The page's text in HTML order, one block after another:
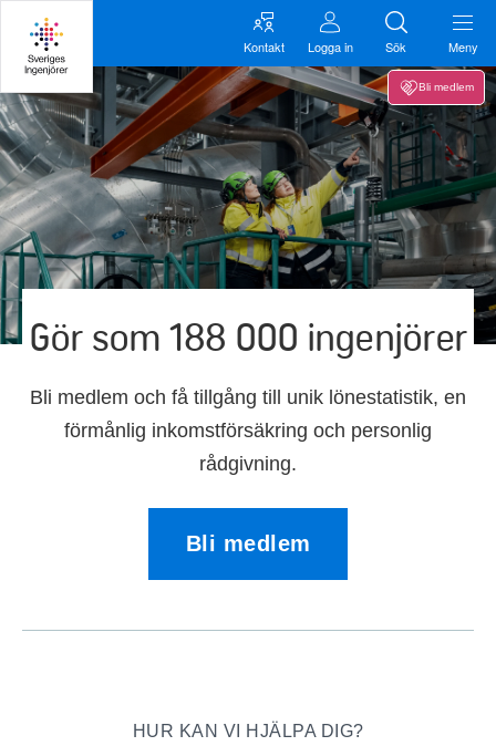
Kontakt Logga in Sök Meny
Bli medlem
Gör som 188 000 ingenjörer
Bli medlem och få tillgång till unik lönestatistik, en
förmånlig inkomstförsäkring och personlig
rådgivning.
Bli medlem
HUR KAN VI HJÄLPA DIG?